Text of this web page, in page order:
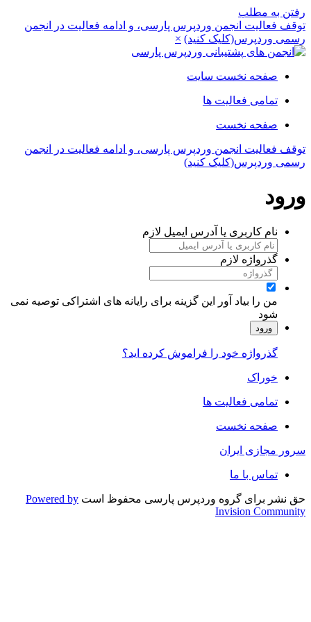
رفتن به مطلب
توقف فعالیت انجمن وردپرس پارسی، و ادامه فعالیت در انجمن
رسمی وردپرس(کلیک کنید) ×
صفحه نخست سایت
تمامی فعالیت ها
صفحه نخست
توقف فعالیت انجمن وردپرس پارسی، و ادامه فعالیت در انجمن
رسمی وردپرس(کلیک کنید)
ورود
نام کاربری یا آدرس ایمیل لازم
گذرواژه لازم
من را بیاد آور
این گزینه برای رایانه های اشتراکی توصیه نمی
شود
ورود
گذرواژه خود را فراموش کرده اید؟
خوراک
تمامی فعالیت ها
صفحه نخست
سرور مجازی ایران
تماس با ما
حق نشر برای گروه وردپرس پارسی محفوظ است Powered by
Invision Community